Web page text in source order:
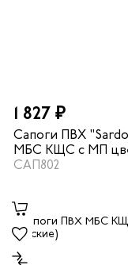
1 827 ₽
Сапоги ПВХ
МБС КЩС с МП
САП802